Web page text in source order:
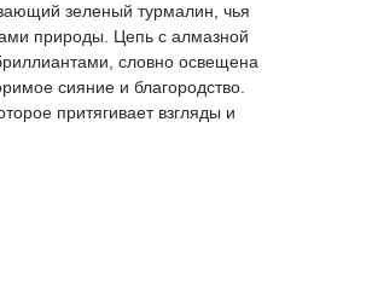
зеленый турмалин, чья
природы. Цепь с алмазной
словно освещена
сияние и благородство.
притягивает взгляды и